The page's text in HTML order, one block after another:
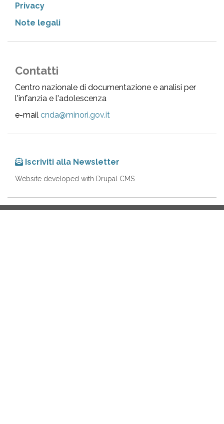
Privacy
Note legali
Contatti
Centro nazionale di documentazione e analisi per
l'infanzia e l'adolescenza
e-mail cnda@minori.gov.it
Iscriviti alla Newsletter
Website developed with Drupal CMS